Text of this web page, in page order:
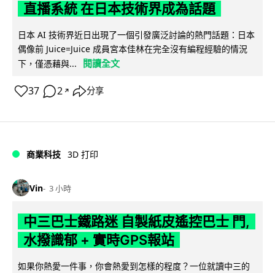
直播系統 在日本技術界成為話題
日本 AI 技術界近日出現了一個引發廣泛討論的熱門話題：日本
偶像前 Juice=Juice 成員宮本佳林在完全沒有編程經驗的情況
下，僅憑藉與...
閱讀全文
37 2 ↗ 分享
商業科技 3D 打印
Vin 3 小時
中三巴士鐵路迷 自製紙皮遙控巴士 門,
水撥識郁 + 實時GPS報站
如果你熱愛一件事，你會熱愛到怎樣的程度？一位就讀中三的